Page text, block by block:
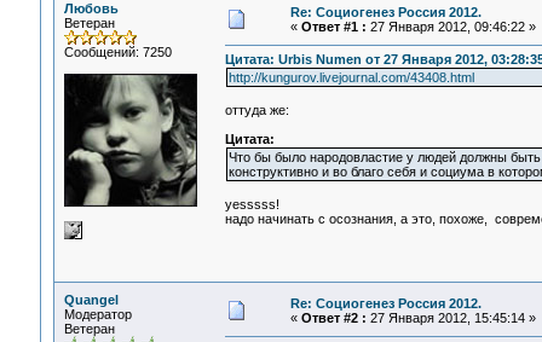
Любовь
Ветеран
Сообщений: 7250
Re: Социогенез Россия 2012.
« Ответ #1 : 27 Января 2012, 09:46:22 »
Цитата: Urbis Numen от 27 Января 2012,
http://kungurov.livejournal.com/43408.html
оттуда же:
Цитата:
Что бы было народовластие у людей должны
конструктивно и во благо себя и социума в
yesssss!
надо начинать с осознания, а это, похоже,
Quangel
Модератор
Ветеран
Re: Социогенез Россия 2012.
« Ответ #2 : 27 Января 2012, 15:45:14 »